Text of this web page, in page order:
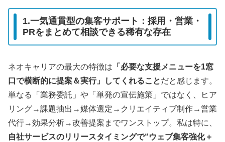
1.一気通貫型の集客サポート：採用・営業・
PRをまとめて相談できる稀有な存在
ネオキャリアの最大の特徴は 「必要な支援メニューを1窓
口で横断的に提案＆実行」してくれることだと感じます。
単なる「業務委託」や「単発の宣伝施策」ではなく、ヒア
リング→課題抽出→媒体選定→クリエイティブ制作→営業
代行→効果分析→改善提案までワンストップ。私は特に、
自社サービスのリリースタイミングで“ウェブ集客強化＋